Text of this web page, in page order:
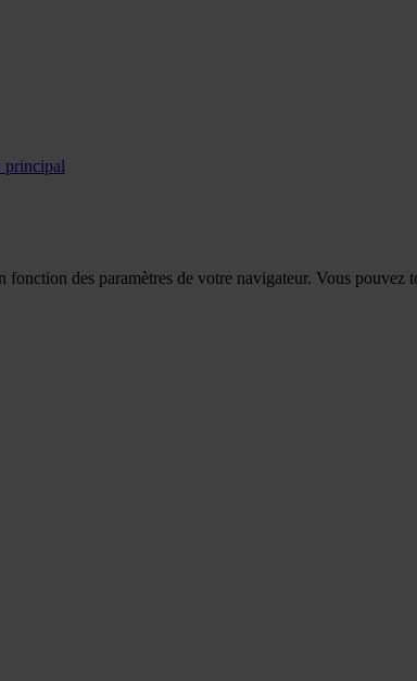
principal
des paramètres de votre navigateur. Vous pouvez